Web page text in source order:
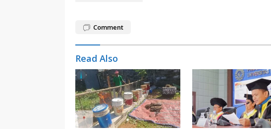
Comment
Read Also